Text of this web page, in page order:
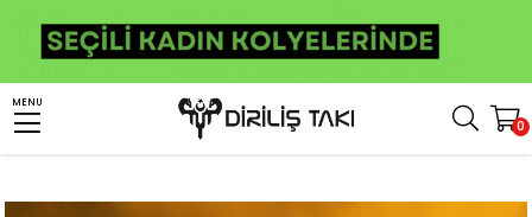
MENU
0
Erkek Gümüş Yüzük
Doğal Kaplan Gözü Taşlı Sade Model Gümüş Erkek Yüzük